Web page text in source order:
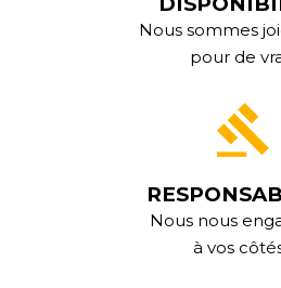
Nous sommes
pour de
Nous nous
à vos